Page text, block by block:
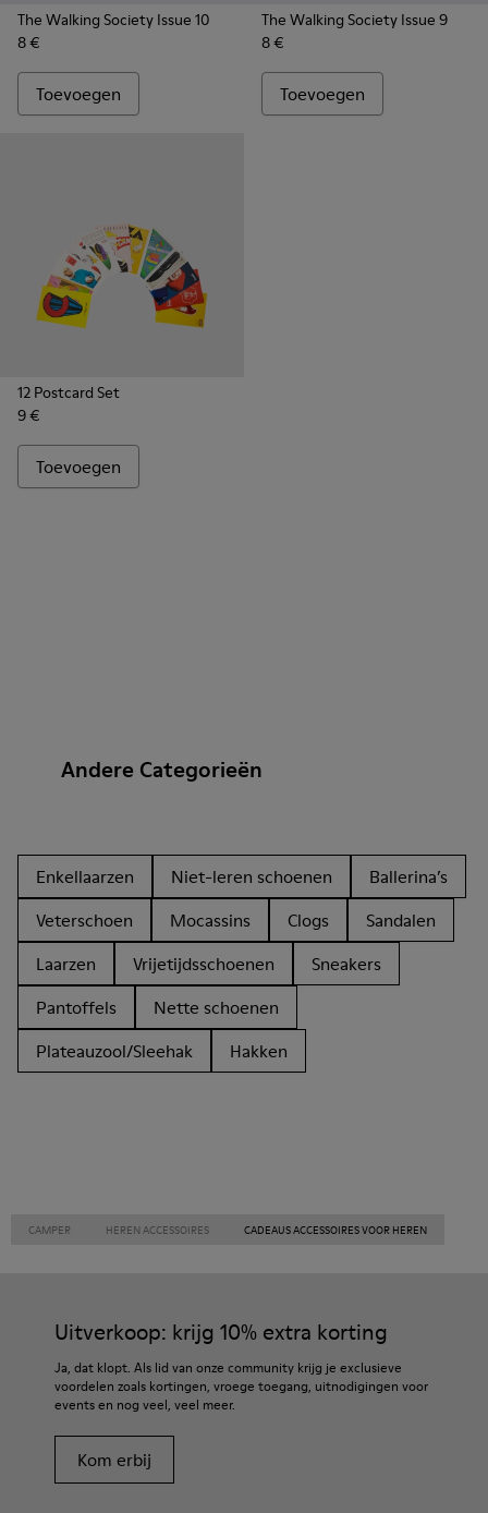
The Walking Society Issue 10
8 €
Toevoegen
The Walking Society Issue 9
8 €
Toevoegen
12 Postcard Set
9 €
Toevoegen
Andere Categorieën
Enkellaarzen Niet-leren schoenen
Ballerina’s
Veterschoen
Mocassins Clogs
Sandalen
Laarzen
Vrijetijdsschoenen
Sneakers
Pantoffels
Nette schoenen
Plateauzool/Sleehak
Hakken
CAMPER HEREN ACCESSOIRES CADEAUS ACCESSOIRES VOOR HEREN
Uitverkoop: krijg 10% extra korting
Ja, dat klopt. Als lid van onze community krijg je exclusieve
voordelen zoals kortingen, vroege toegang, uitnodigingen voor
events en nog veel, veel meer.
Kom erbij